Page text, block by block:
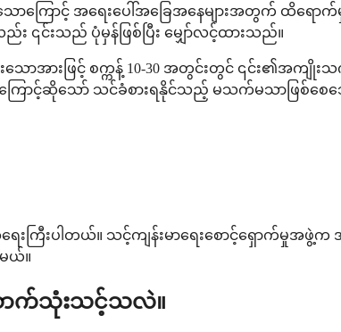
ာကြောင့် အရေးပေါ်အခြေအနေများအတွက် ထိရ
၎င်းသည် ပုံမှန်ဖြစ်ပြီး မျှော်လင့်ထားသည်။
းသောအားဖြင့် စက္ကန့် 10-30 အတွင်းတွင် ၎င်း၏အက
သော် သင်ခံစားရနိုင်သည့် မသက်မသာဖြစ်စေသေ
းကြီးပါတယ်။ သင့်ကျန်းမာရေးစောင့်ရှောက်မှုအ
ယ်။
ာက်သုံးသင့်သလဲ။